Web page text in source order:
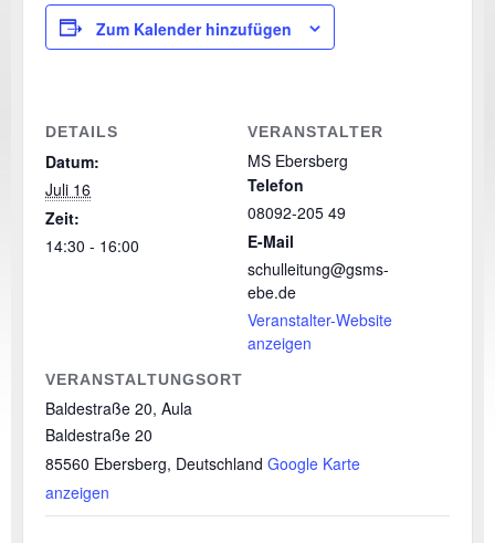
Zum Kalender hinzufügen
DETAILS
Datum:
Juli 16
Zeit:
14:30 - 16:00
VERANSTALTUNGSORT
Baldestraße 20, Aula
Baldestraße 20
85560 Ebersberg, Deutschland Google Karte
anzeigen
VERANSTALTER
MS Ebersberg
Telefon
08092-205 49
E-Mail
schulleitung@gsms-
ebe.de
Veranstalter-Website
anzeigen